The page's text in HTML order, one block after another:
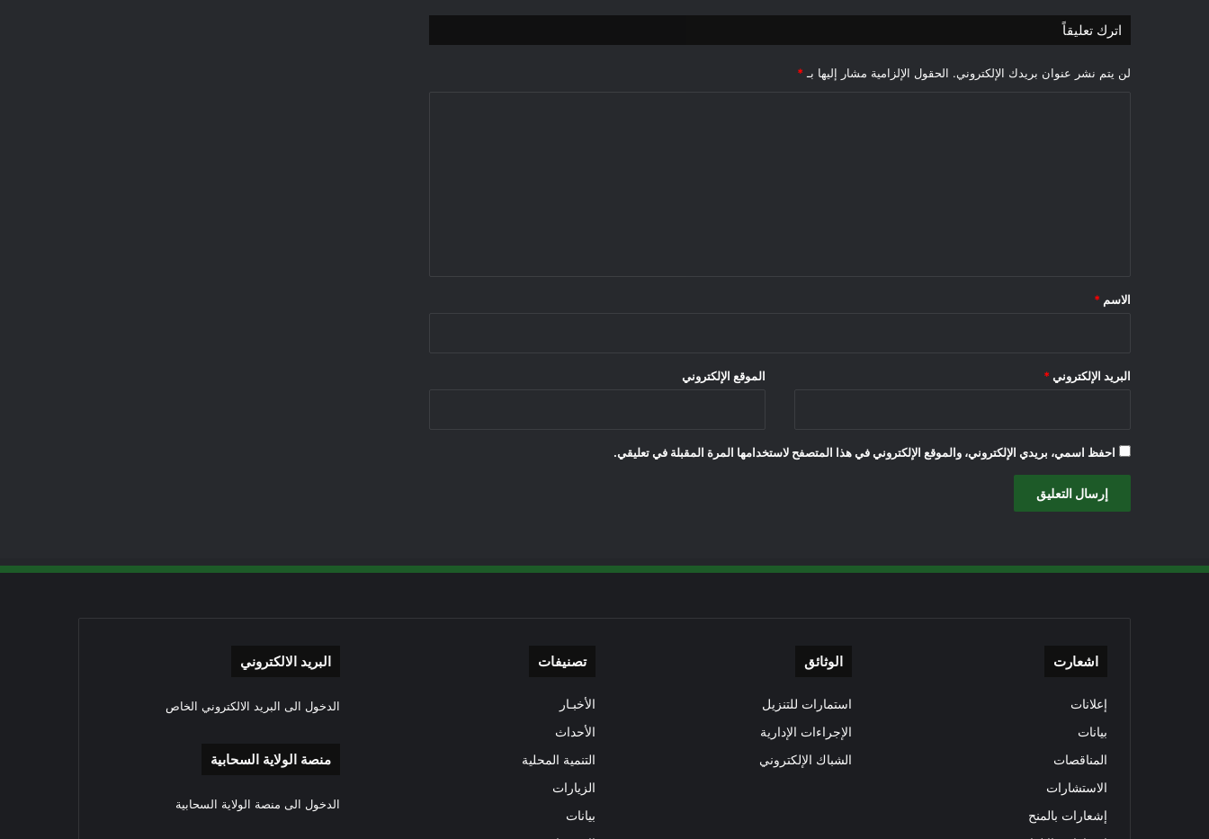
اترك تعليقاً
لن يتم نشر عنوان بريدك الإلكتروني. الحقول الإلزامية مشار إليها بـ *
*
الاسم *
البريد الإلكتروني * الموقع الإلكتروني
احفظ اسمي، بريدي الإلكتروني، والموقع الإلكتروني في هذا المتصفح لاستخدامها المرة المقبلة في تعليقي.
اشعارت
إعلانات
بيانات
المناقصات
الاستشارات
إشعارات بالمنح
الوثائق
استمارات للتنزيل
الإجراءات الإدارية
الشباك الإلكتروني
تصنيفات
الأخبـار
الأحداث
التنمية المحلية
الزيارات
بيانات
البريد الالكتروني
الدخول الى البريد الالكتروني الخاص
منصة الولاية السحابية
الدخول الى منصة الولاية السحابية